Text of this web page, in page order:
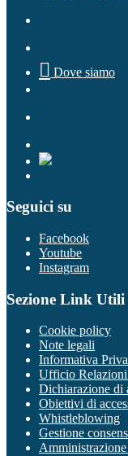
 Dove siamo
Seguici su
Facebook
Youtube
Instagram
Sezione Link Utili
Cookie policy
Note legali
Informativa
Ufficio
Dichiarazione di
Obiettivi di
Whistleblowing
Gestione
Amministrazione